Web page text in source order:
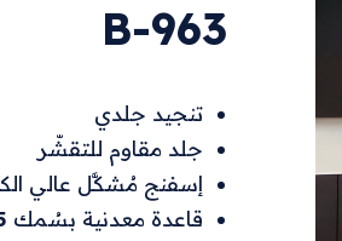
B-963
تنجيد جلدي
جلد مقاوم للتقشّر
إسفنج مُشكَّل عالي
قاعدة معدنية بسُمك